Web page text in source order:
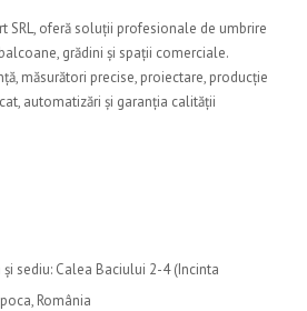
SRL, oferă soluții profesionale de umbrire
grădini și spații comerciale.
măsurători precise, proiectare, producție
automatizări și garanția calității
sediu: Calea Baciului 2-4 (Incinta
România